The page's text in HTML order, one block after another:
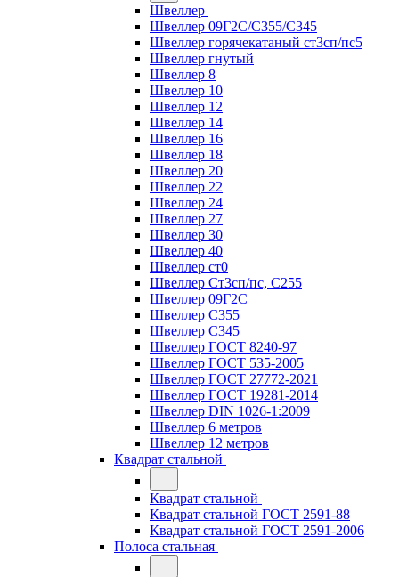
Швеллер
Швеллер 09Г2С/С355/С345
Швеллер горячекатаный ст3сп/пс5
Швеллер гнутый
Швеллер 8
Швеллер 10
Швеллер 12
Швеллер 14
Швеллер 16
Швеллер 18
Швеллер 20
Швеллер 22
Швеллер 24
Швеллер 27
Швеллер 30
Швеллер 40
Швеллер ст0
Швеллер Ст3сп/пс, С255
Швеллер 09Г2С
Швеллер С355
Швеллер С345
Швеллер ГОСТ 8240-97
Швеллер ГОСТ 535-2005
Швеллер ГОСТ 27772-2021
Швеллер ГОСТ 19281-2014
Швеллер DIN 1026-1:2009
Швеллер 6 метров
Швеллер 12 метров
Квадрат стальной
Квадрат стальной
Квадрат стальной ГОСТ 2591-88
Квадрат стальной ГОСТ 2591-2006
Полоса стальная